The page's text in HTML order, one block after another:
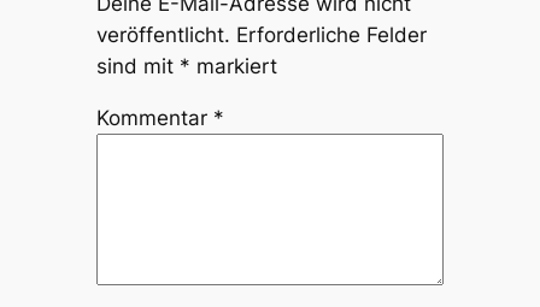
veröffentlicht. Erforderliche Felder
sind mit * markiert
Kommentar *